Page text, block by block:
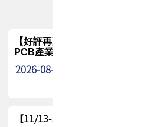
【好評再延長】PCB GPT 全面
PCB產業專屬 AI 知識平台
2026-08-04
【11/13-15】2026 TPCA 百岳登